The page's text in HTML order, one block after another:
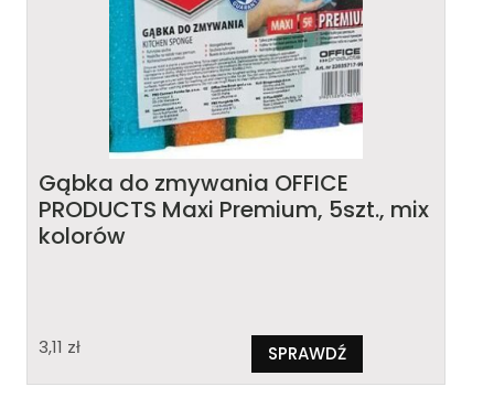
Gąbka do zmywania OFFICE
PRODUCTS Maxi Premium, 5szt., mix
kolorów
3,11 zł SPRAWDŹ